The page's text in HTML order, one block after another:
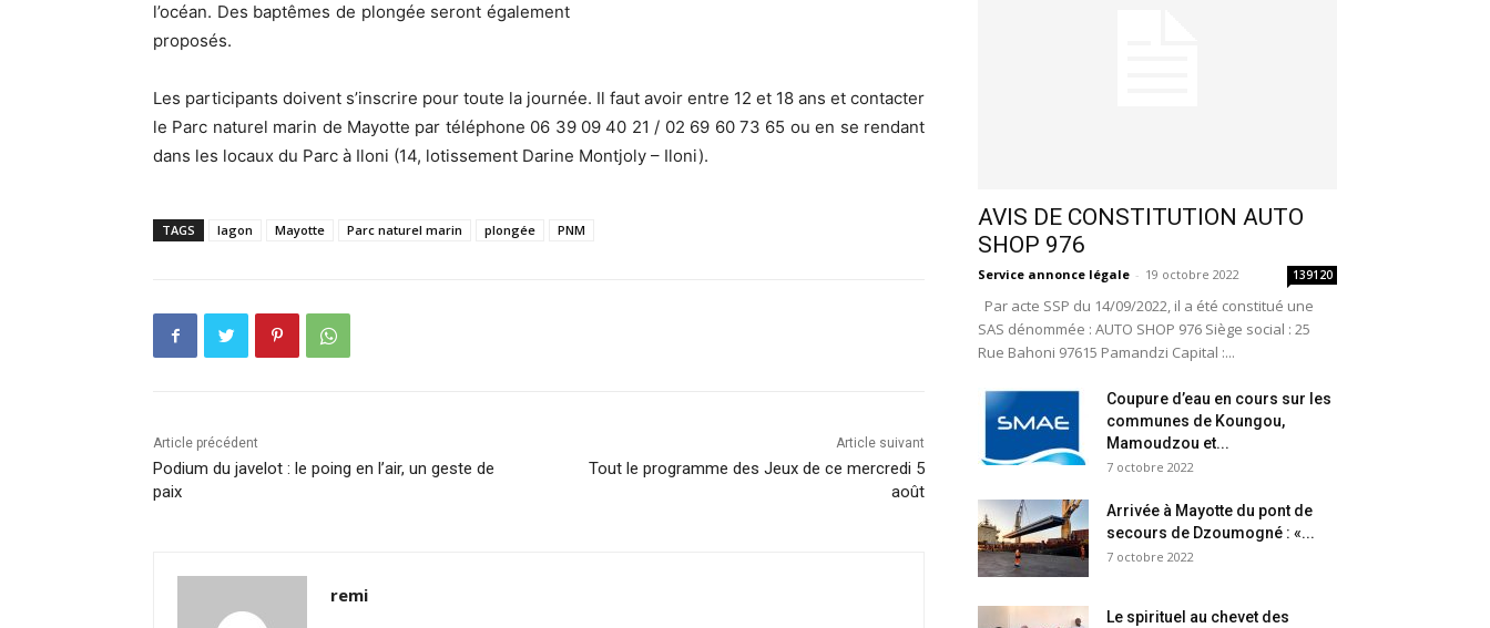
l’océan. Des baptêmes de plongée seront également
proposés.
Les participants doivent s’inscrire pour toute la journée. Il faut avoir entre 12 et 18 ans et contacter
le Parc naturel marin de Mayotte par téléphone 06 39 09 40 21 / 02 69 60 73 65 ou en se rendant
dans les locaux du Parc à Iloni (14, lotissement Darine Montjoly – Iloni).
TAGS lagon Mayotte Parc naturel marin plongée PNM
Article précédent
Podium du javelot : le poing en l’air, un geste de
paix
Article suivant
Tout le programme des Jeux de ce mercredi 5
août
remi
AVIS DE CONSTITUTION AUTO
SHOP 976
Service annonce légale - 19 octobre 2022 139120
Par acte SSP du 14/09/2022, il a été constitué une
SAS dénommée : AUTO SHOP 976 Siège social : 25
Rue Bahoni 97615 Pamandzi Capital :...
Coupure d’eau en cours sur les
communes de Koungou,
Mamoudzou et...
7 octobre 2022
Arrivée à Mayotte du pont de
secours de Dzoumogné : «...
7 octobre 2022
Le spirituel au chevet des